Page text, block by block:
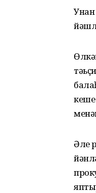
кеше
Әле